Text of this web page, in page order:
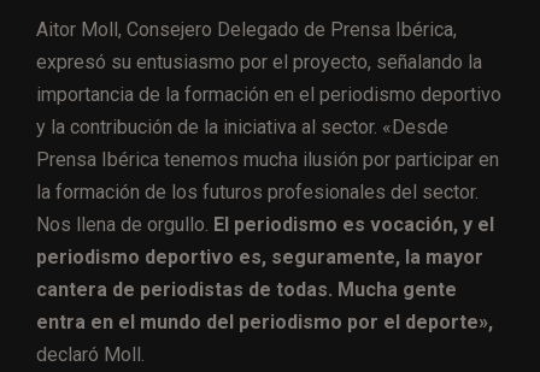
Aitor Moll, Consejero Delegado de Prensa Ibérica,
expresó su entusiasmo por el proyecto, señalando la
importancia de la formación en el periodismo deportivo
y la contribución de la iniciativa al sector. «Desde
Prensa Ibérica tenemos mucha ilusión por participar en
la formación de los futuros profesionales del sector.
Nos llena de orgullo. El periodismo es vocación, y el
periodismo deportivo es, seguramente, la mayor
cantera de periodistas de todas. Mucha gente
entra en el mundo del periodismo por el deporte»,
declaró Moll.